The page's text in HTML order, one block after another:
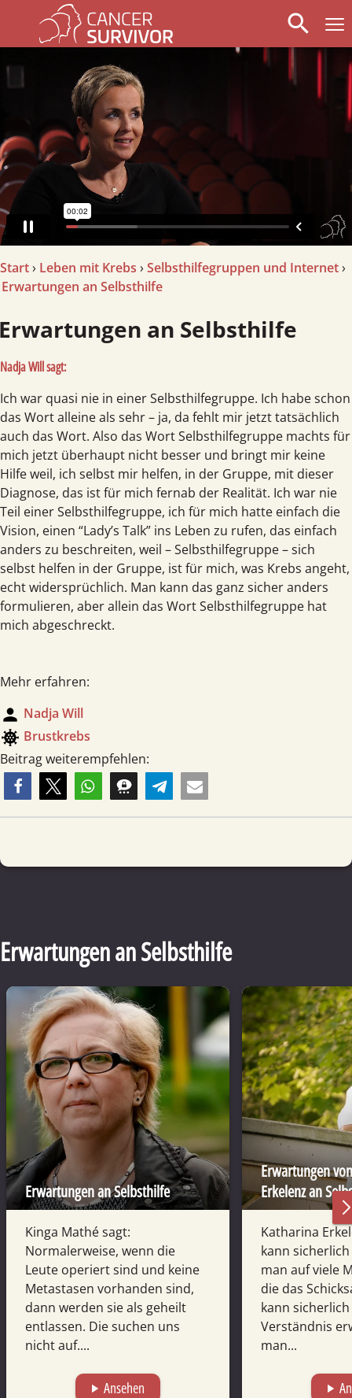
search
arrow_left
Start› Leben mit Krebs › Selbsthilfegruppen und Internet›
Erwartungen an Selbsthilfe
Erwartungen an Selbsthilfe
Nadja Will sagt:
Ich war quasi nie in einer Selbsthilfegruppe. Ich habe schon
das Wort alleine als sehr – ja, da fehlt mir jetzt tatsächlich
auch das Wort. Also das Wort Selbsthilfegruppe machts für
mich jetzt überhaupt nicht besser und bringt mir keine
Hilfe weil, ich selbst mir helfen, in der Gruppe, mit dieser
Diagnose, das ist für mich fernab der Realität. Ich war nie
Teil einer Selbsthilfegruppe, ich für mich hatte einfach die
Vision, einen “Lady’s Talk” ins Leben zu rufen, das einfach
anders zu beschreiten, weil – Selbsthilfegruppe – sich
selbst helfen in der Gruppe, ist für mich, was Krebs angeht,
echt widersprüchlich. Man kann das ganz sicher anders
formulieren, aber allein das Wort Selbsthilfegruppe hat
mich abgeschreckt.
Mehr erfahren:
person Nadja Will
coronavirus Brust­krebs
Beitrag weiterempfehlen:
Erwartungen an Selbsthilfe
Erwartungen an Selbsthilfe
Kinga Mathé sagt:
Normalerweise, wenn die
Leute operiert sind und keine
Metastasen vorhanden sind,
dann werden sie als geheilt
entlassen. Die suchen uns
nicht auf....
play_arrow Ansehen
Erwartungen
Erkelenz an
Katharina
kann
man auf viele
die das
kann
Verständnis
man...
play_arrow